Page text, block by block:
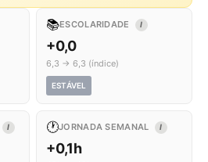
📚ESCOLARIDADE I
+0,0
6,3 → 6,3 (índice)
ESTÁVEL
I 🕐JORNADA SEMANAL I
+0,1h